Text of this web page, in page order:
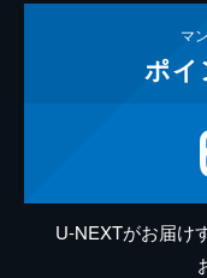
マ
ポイ
U-NEXTがお届け